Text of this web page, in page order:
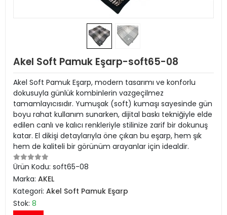
Akel Soft Pamuk Eşarp-soft65-08
Akel Soft Pamuk Eşarp, modern tasarımı ve konforlu
dokusuyla günlük kombinlerin vazgeçilmez
tamamlayıcısıdır. Yumuşak (soft) kumaşı sayesinde gün
boyu rahat kullanım sunarken, dijital baskı tekniğiyle elde
edilen canlı ve kalıcı renkleriyle stilinize zarif bir dokunuş
katar. El dikişi detaylarıyla öne çıkan bu eşarp, hem şık
hem de kaliteli bir görünüm arayanlar için idealdir.
Ürün Kodu: soft65-08
Marka: AKEL
Kategori: Akel Soft Pamuk Eşarp
Stok: 8